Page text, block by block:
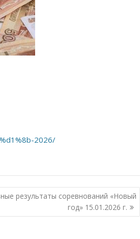
2026/
результаты соревнований «Новый
год» 15.01.2026 г.